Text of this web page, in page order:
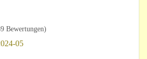
Bewertungen)
05